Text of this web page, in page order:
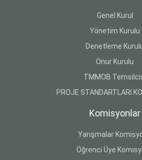
Genel Kurul
Yönetim Kurulu
Denetleme
Onur Kurulu
TMMOB
PROJE STANDARTLARI
Komisyonlar
Yarışmalar
Öğrenci Üye